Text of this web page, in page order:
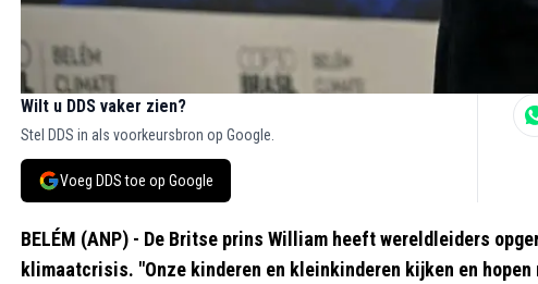
Wilt u DDS vaker zien?
Stel DDS in als voorkeursbron op Google.
Voeg DDS toe op Google
BELÉM (ANP) - De Britse prins William heeft wereldleiders
klimaatcrisis. "Onze kinderen en kleinkinderen kijken en